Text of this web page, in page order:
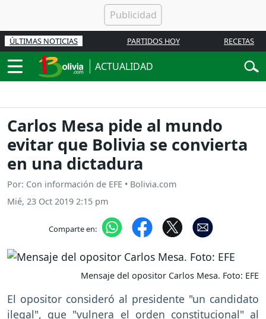
ÚLTIMAS NOTICIAS PARTIDOS HOY RECETAS
ACTUALIDAD
Carlos Mesa pide al mundo
evitar que Bolivia se convierta
en una dictadura
Por: Con información de EFE • Bolivia.com
Mié, 23 Oct 2019 2:15 pm
Comparte en:
Mensaje del opositor Carlos Mesa. Foto: EFE
El opositor consideró al presidente "un candidato
ilegal", que "vulnera el orden constitucional" al